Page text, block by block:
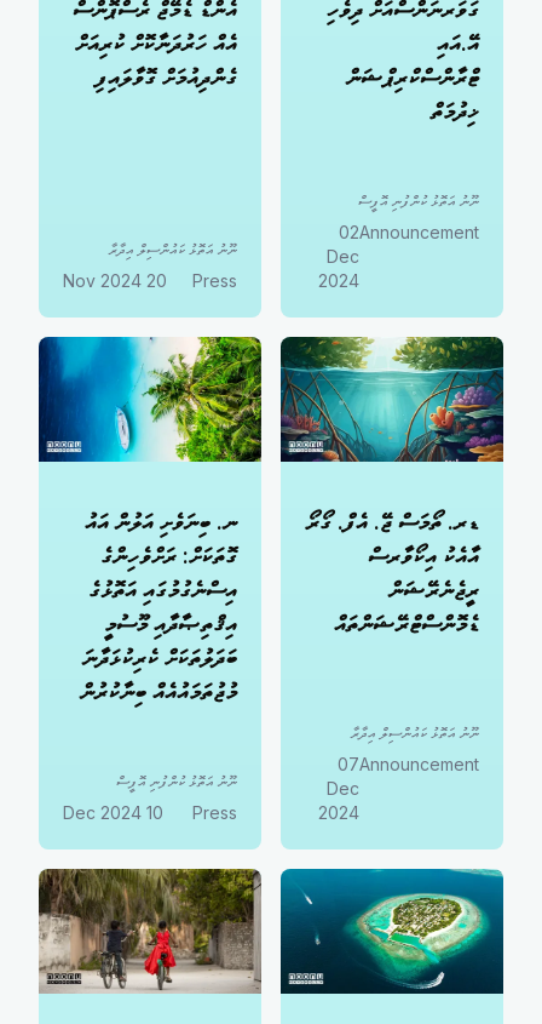
ގަވަރނަންސްއަށް ދިވެހި
އޭ.އައި
ޓްރާންސްކްރިޕްޝަން
ޚިދުމަތް
ނޫނު އަތޮޅު ކުންފުނި އޮފީސް
Announcement
02
Dec
2024
އެންޑް ޑެމޭޖް ރެސްޕޮންސް
އެއް ހަރުދަނާކޮށް ކުރިއަށް
ގެންދިއުމަށް ގޮވާލައިފި
ނޫނު އަތޮޅު ކައުންސިލް އިދާރާ
Press
20 Nov 2024
ޑރ. ތޯމަސް ޖޭ. އެފް. ގޯރޯ
އާއެކު އިކޯވާރސް
ރީޖެނެރޭޝަން
ޑެމޮންސްޓްރޭޝަންތައް
ނޫނު އަތޮޅު ކައުންސިލް އިދާރާ
Announcement
07
Dec
2024
ނ. ބިނަވެށި އަލުން އައު
ގޮތަކަށް: ރަށްވެހިންގެ
އިސްނެގުމުގައި އަތޮޅުގެ
އިޤްތިޞާދާއި މޫސުމީ
ބަދަލުތަކަށް ކެރިކުޅަދާނަ
މުޖުތަމައުއެއް ބިނާކުރުން
ނޫނު އަތޮޅު ކުންފުނި އޮފީސް
Press
10 Dec 2024